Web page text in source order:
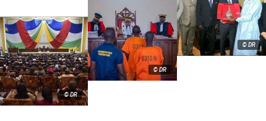
© DR
© DR
© DR